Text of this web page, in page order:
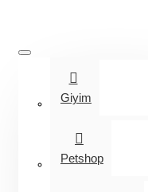
Giyim
Petshop